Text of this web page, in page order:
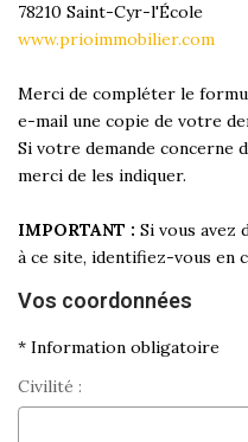
78210 Saint-Cyr-l'École
www.prioimmobilier.com
Merci de compléter le
e-mail une copie de votre
Si votre demande concerne
merci de les indiquer.
IMPORTANT : Si vous avez
à ce site, identifiez-vous en
Vos coordonnées
* Information obligatoire
Civilité :